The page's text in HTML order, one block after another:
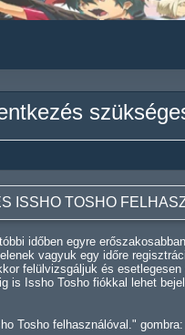
ISSHO TOSHO
időben egyre
vagyuk egy időre
felülvizsgáljuk és
is Issho Tosho fiókkal lehet
Tosho felhasználóval." gombra: